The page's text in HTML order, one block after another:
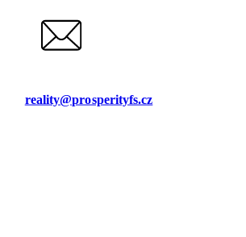
reality@prosperityfs.cz